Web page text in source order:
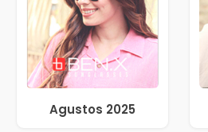
Agustos 2025